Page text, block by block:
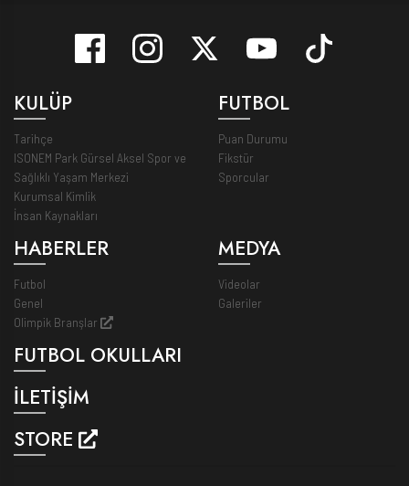
KULÜP
Tarihçe
ISONEM Park Gürsel Aksel Spor ve
Sağlıklı Yaşam Merkezi
Kurumsal Kimlik
İnsan Kaynakları
FUTBOL
Puan Durumu
Fikstür
Sporcular
HABERLER
Futbol
Genel
Olimpik Branşlar
MEDYA
Videolar
Galeriler
FUTBOL OKULLARI
İLETİŞİM
STORE